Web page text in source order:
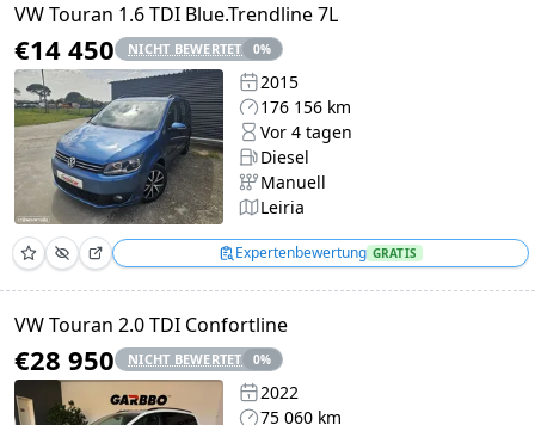
VW Touran 1.6 TDI Blue.Trendline 7L
€14 450 NICHT BEWERTET 0%
2015
176 156 km
Vor 4 tagen
Diesel
Manuell
Leiria
Expertenbewertung GRATIS
VW Touran 2.0 TDI Confortline
€28 950 NICHT BEWERTET 0%
2022
75 060 km